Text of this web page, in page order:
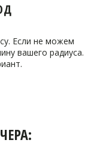
Если не можем
вашего радиуса.